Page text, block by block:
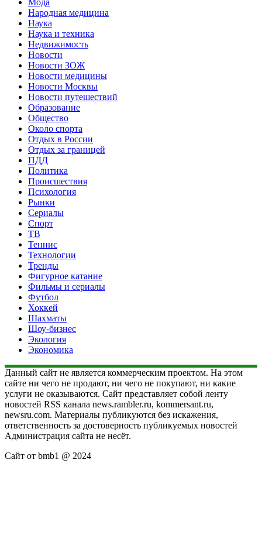
Народная медицина
Наука
Наука и техника
Недвижимость
Новости
Новости ЗОЖ
Новости медицины
Новости Москвы
Новости путешествий
Образование
Общество
Около спорта
Отдых в России
Отдых за границей
ПДД
Политика
Происшествия
Психология
Рынки
Сериалы
Спорт
ТВ
Теннис
Технологии
Тренды
Фигурное катание
Фильмы и сериалы
Футбол
Хоккей
Шахматы
Шоу-бизнес
Экология
Экономика
Данный сайт не является коммерческим проектом. На этом
сайте ни чего не продают, ни чего не покупают, ни какие
услуги не оказываются. Сайт представляет собой ленту
новостей RSS канала news.rambler.ru, kommersant.ru,
newsru.com. Материалы публикуются без искажения,
ответственность за достоверность публикуемых новостей
Администрация сайта не несёт.
Сайт от bmb1 @ 2024